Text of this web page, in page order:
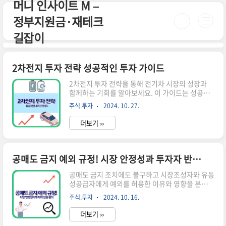
본문 바로가기
머니 인사이트 M –
정부지원금·재테크
길잡이
2차전지 투자 전략 성공적인 투자 가이드
2차전지 투자 전략을 통해 전기차 시장의 성장과
함께하는 기회를 알아보세요. 이 가이드는 성공적
인 투자에 필요한 핵심 요소를 제공합니다.1. 2차
전지란 무엇인가? 2차전지는 전기를 저장하고 필
요할 때 방출할 수 있는 배터리입니다. 주로 전기
차, 스마트폰, 노트북 등 다양한 전자기기에 사용됩
리튬이온 배터리는 높은 에너지 밀도와 긴 수명 덕
분에 가장 많이 사용되고 있습니다.1.1. 2차전지의
중요성전기차 산업의 성장과 함께 2차전지의 중요
성이 더욱 부각되고 있습니다. 많은 자동차 제조사
들이 전기차로의 전환을 가속화하고 있으며, 이에
따라 2차전지의 수요도 급증하고 있습니다. 따라서
투자자들에게는 매력적인 기..
주식.투자 2024. 10. 27.
더보기 ››
공매도 금지 예외 규정! 시장 안정성과 투자자 반응 분석
공매도 금지 조치에도 불구하고 시장조성자와 유동
성공급자에게 예외를 허용한 이유와 영향을 분석합
니다. 투자자들의 반응과 시장 안정성 유지를 위한
정책적 고려사항을 살펴봅니다. 공매도 금지 예외
의 배경과 목적 공매도 금지 예외 규정은 시장의 안
정성과 유동성을 유지하기 위해 도입되었습니다.
주식.투자 2024. 10. 16.
더보기 ››